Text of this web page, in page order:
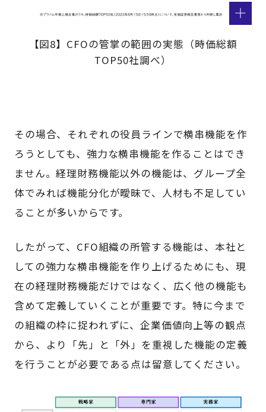
【図8】CFOの管掌の範囲の実態（時価総額
TOP50社調べ）
その場合、それぞれの役員ラインで横串機能を作
ろうとしても、強力な横串機能を作ることはでき
ません。経理財務機能以外の機能は、グループ全
体でみれば機能分化が曖昧で、人材も不足してい
ることが多いからです。
したがって、CFO組織の所管する機能は、本社と
しての強力な横串機能を作り上げるためにも、現
在の経理財務機能だけではなく、広く他の機能も
含めて定義していくことが重要です。特に今まで
の組織の枠に捉われずに、企業価値向上等の観点
から、より「先」と「外」を重視した機能の定義
を行うことが必要である点は留意してください。